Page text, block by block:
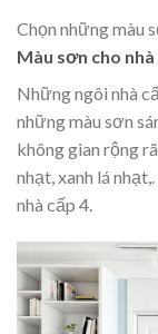
Chọn những màu
Màu sơn cho nhà
Những ngôi nhà
những màu sơn
không gian rộng
nhạt, xanh lá
nhà cấp 4.